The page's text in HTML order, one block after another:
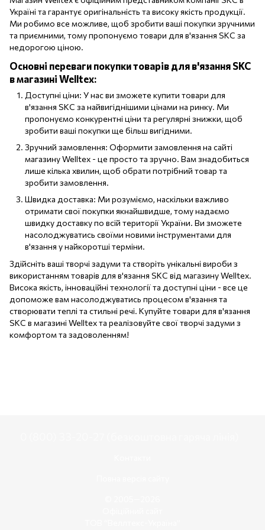
Україні та гарантує оригінальність та високу якість продукції.
Ми робимо все можливе, щоб зробити ваші покупки зручними
та приємними, тому пропонуємо товари для в'язання SKC за
недорогою ціною.
Основні переваги покупки товарів для в'язання SKC
в магазині Welltex:
Доступні ціни: У нас ви зможете купити товари для
в'язання SKC за найвигіднішими цінами на ринку. Ми
пропонуємо конкурентні ціни та регулярні знижки, щоб
зробити ваші покупки ще більш вигідними.
Зручний замовлення: Оформити замовлення на сайті
магазину Welltex - це просто та зручно. Вам знадобиться
лише кілька хвилин, щоб обрати потрібний товар та
зробити замовлення.
Швидка доставка: Ми розуміємо, наскільки важливо
отримати свої покупки якнайшвидше, тому надаємо
швидку доставку по всій території України. Ви зможете
насолоджуватись своїми новими інструментами для
в'язання у найкоротші терміни.
Здійсніть ваші творчі задуми та створіть унікальні вироби з
використанням товарів для в'язання SKC від магазину Welltex.
Висока якість, інноваційні технології та доступні ціни - все це
допоможе вам насолоджуватись процесом в'язання та
створювати теплі та стильні речі. Купуйте товари для в'язання
SKC в магазині Welltex та реалізовуйте свої творчі задуми з
комфортом та задоволенням!